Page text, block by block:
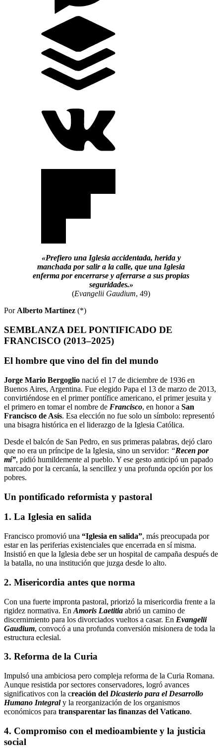
«Prefiero una Iglesia accidentada, herida y
manchada por salir a la calle, que una Iglesia
enferma por encerrarse y aferrarse a sus propias
seguridades.»
(Evangelii Gaudium, 49)
Por Alberto Martínez (*)
SEMBLANZA DEL PONTIFICADO DE
FRANCISCO (2013–2025)
El hombre que vino del fin del mundo
Jorge Mario Bergoglio nació el 17 de diciembre de 1936 en
Buenos Aires, Argentina. Fue elegido Papa el 13 de marzo de 2013,
convirtiéndose en el primer pontífice americano, el primer jesuita y
el primero en tomar el nombre de Francisco, en honor a San
Francisco de Asís. Esa elección no fue solo un símbolo: representó
una bisagra histórica en el liderazgo de la Iglesia Católica.
Desde el balcón de San Pedro, en sus primeras palabras, dejó claro
que no era un príncipe de la Iglesia, sino un servidor: “Recen por
mí”, pidió humildemente al pueblo. Y ese gesto anticipó un papado
marcado por la cercanía, la sencillez y una profunda opción por los
pobres.
Un pontificado reformista y pastoral
1. La Iglesia en salida
Francisco promovió una “Iglesia en salida”, más preocupada por
estar en las periferias existenciales que encerrada en sí misma.
Insistió en que la Iglesia debe ser un hospital de campaña después de
la batalla, no una institución que juzga desde lo alto.
2. Misericordia antes que norma
Con una fuerte impronta pastoral, priorizó la misericordia frente a la
rigidez normativa. En Amoris Laetitia abrió un camino de
discernimiento para los divorciados vueltos a casar. En Evangelii
Gaudium, convocó a una profunda conversión misionera de toda la
estructura eclesial.
3. Reforma de la Curia
Impulsó una ambiciosa pero compleja reforma de la Curia Romana.
Aunque resistida por sectores conservadores, logró avances
significativos con la creación del Dicasterio para el Desarrollo
Humano Integraly la reorganización de los organismos
económicos para transparentar las finanzas del Vaticano.
4. Compromiso con el medioambiente y la justicia
social